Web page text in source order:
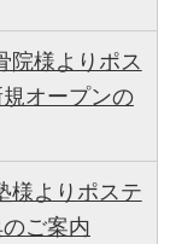
院様よりポス
オープンの
様よりポステ
ご案内